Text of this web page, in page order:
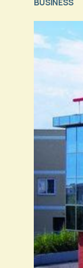
BUSINESS